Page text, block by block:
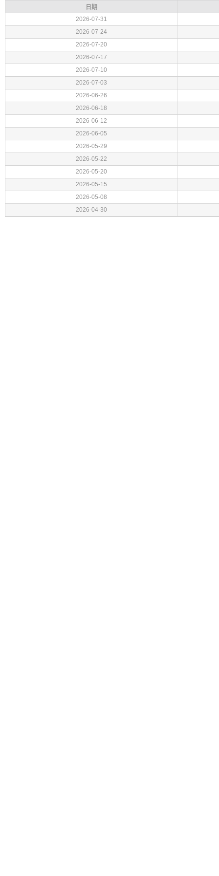
日期
2026-07-31
2026-07-24
2026-07-20
2026-07-17
2026-07-10
2026-07-03
2026-06-26
2026-06-18
2026-06-12
2026-06-05
2026-05-29
2026-05-22
2026-05-20
2026-05-15
2026-05-08
2026-04-30